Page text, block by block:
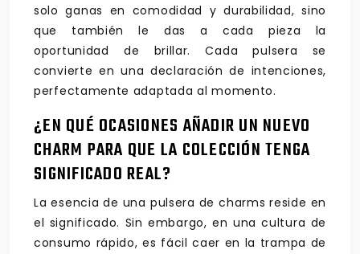
solo ganas en comodidad y durabilidad, sino
que también le das a cada pieza la
oportunidad de brillar. Cada pulsera se
convierte en una declaración de intenciones,
perfectamente adaptada al momento.
¿EN QUÉ OCASIONES AÑADIR UN NUEVO
CHARM PARA QUE LA COLECCIÓN TENGA
SIGNIFICADO REAL?
La esencia de una pulsera de charms reside en
el significado. Sin embargo, en una cultura de
consumo rápido, es fácil caer en la trampa de